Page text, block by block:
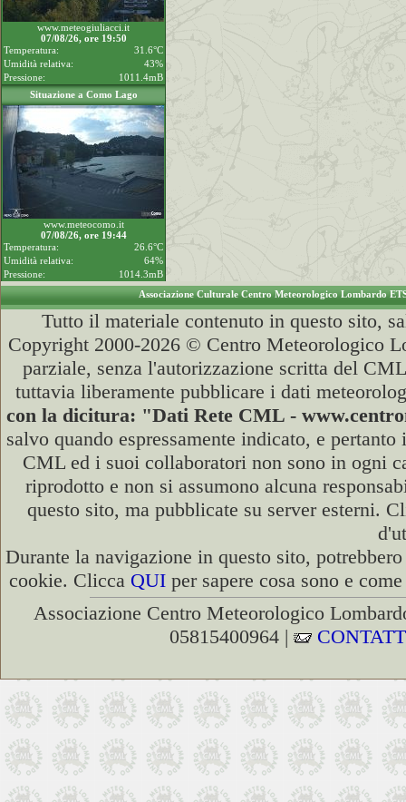
www.meteogiuliacci.it
07/08/26, ore 19:50
Temperatura:
31.6°C
Umidità relativa:
43%
Pressione:
1011.4mB
Situazione a Como Lago
www.meteocomo.it
07/08/26, ore 19:44
Temperatura:
26.6°C
Umidità relativa:
64%
Pressione:
1014.3mB
Associazione Culturale Centro Meteorologico Lombardo
Tutto il materiale contenuto in questo sito,
Copyright 2000-2026 © Centro Meteorologico
parziale, senza l'autorizzazione scritta del
tuttavia liberamente pubblicare i dati
con la dicitura: "Dati Rete CML -
salvo quando espressamente indicato, e
CML ed i suoi collaboratori non sono in ogni
riprodotto e non si assumono alcuna
questo sito, ma pubblicate su server esterni.
Durante la navigazione in questo sito,
cookie. Clicca QUI per sapere cosa sono e
Associazione Centro Meteorologico
05815400964 |